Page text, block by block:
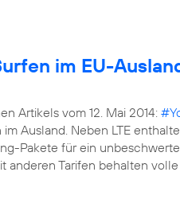
im EU-
Artikels vom 12. Mai 2014:
Ausland. Neben LTE
Pakete für ein
anderen Tarifen behalten